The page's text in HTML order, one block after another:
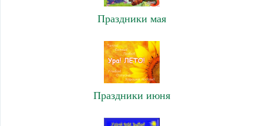
Праздники мая
Праздники июня